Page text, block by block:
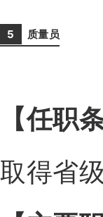
5 质量员
【任职
取得省